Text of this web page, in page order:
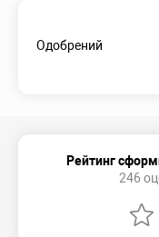
Одобрений
Рейтинг
246